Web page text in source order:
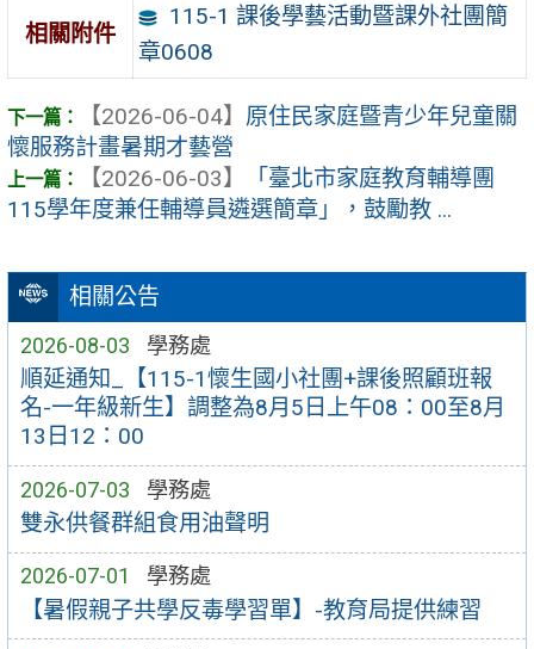
相關公告
2026-08-03 學務處
順延通知_【115-1懷生國小社團+課後照顧班報
名-一年級新生】調整為8月5日上午08：00至8月
13日12：00
2026-07-03 學務處
雙永供餐群組食用油聲明
2026-07-01 學務處
【暑假親子共學反毒學習單】-教育局提供練習
相關附件
115-1 課後學藝活動暨課外社團簡
章0608
【2026-06-04】 原住民家庭暨青少年兒童關
懷服務計畫暑期才藝營
【2026-06-03】
「臺北市家庭教育輔導團
115學年度兼任輔導員遴選簡章」，鼓勵教 ...